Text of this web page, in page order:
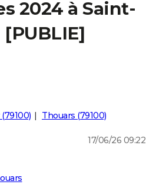
2024 à Saint-
Thouars (79100)
17/06/26 09:22